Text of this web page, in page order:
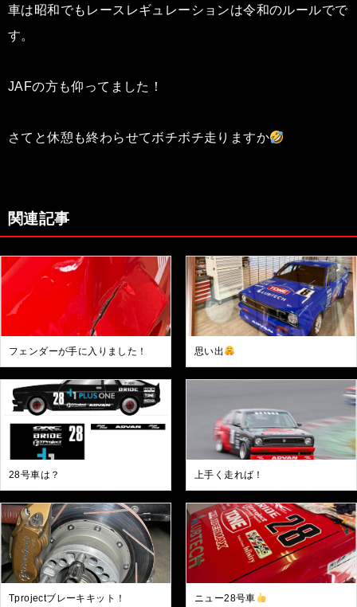
車は昭和でもレースレギュレーションは令和のルールでで
す。
JAFの方も仰ってました！
さてと休憩も終わらせてボチボチ走りますか
関連記事
フェンダーが手に入りました！ 思い出
28号車は？ 上手く走れば！
Tprojectブレーキキット！ ニュー28号車